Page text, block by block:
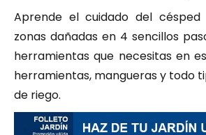
Aprende el cuidado del
zonas dañadas en 4 sencillos
herramientas que necesitas en
herramientas, mangueras y todo
de riego.